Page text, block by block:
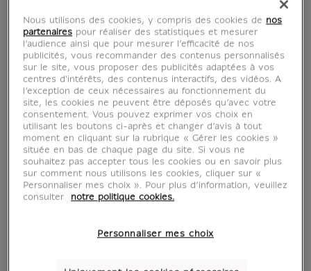
Nous utilisons des cookies, y compris des cookies de nos
partenaires pour réaliser des statistiques et mesurer
l’audience ainsi que pour mesurer l’efficacité de nos
publicités, vous recommander des contenus personnalisés
sur le site, vous proposer des publicités adaptées à vos
centres d'intérêts, des contenus interactifs, des vidéos. A
l’exception de ceux nécessaires au fonctionnement du
site, les cookies ne peuvent être déposés qu’avec votre
consentement. Vous pouvez exprimer vos choix en
utilisant les boutons ci-après et changer d’avis à tout
moment en cliquant sur la rubrique « Gérer les cookies »
située en bas de chaque page du site. Si vous ne
souhaitez pas accepter tous les cookies ou en savoir plus
sur comment nous utilisons les cookies, cliquer sur «
Personnaliser mes choix ». Pour plus d’information, veuillez
consulter
notre politique cookies.
Personnaliser mes choix